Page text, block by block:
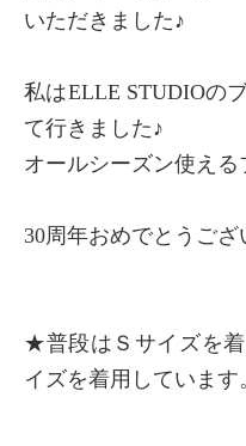
いただきました♪
私はELLE STUDIOの
て行きました♪
オールシーズン使える
30周年おめでとうご
★普段はＳサイズを
イズを着用しています